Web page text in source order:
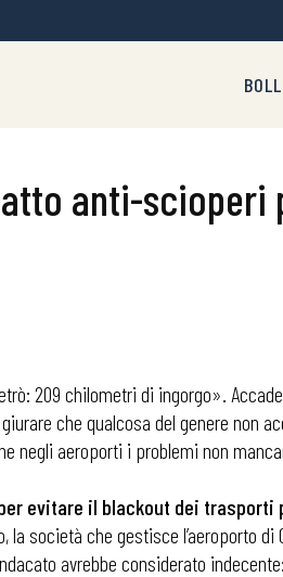
anti-scioperi
209 chilometri di ingorgo».
che qualcosa del genere
negli aeroporti i problemi non
evitare il blackout dei trasporti
società che gestisce l’aeroporto
avrebbe considerato indecente: